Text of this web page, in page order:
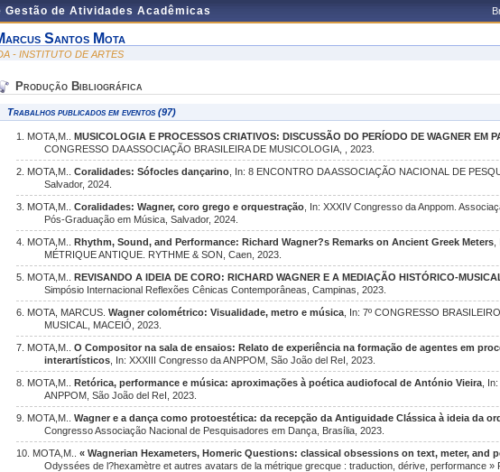
Gestão de Atividades Acadêmicas
Santos Mota
- INSTITUTO DE ARTES
Produção Bibliográfica
Trabalhos publicados em eventos (97)
1. MOTA,M.. MUSICOLOGIA E PROCESSOS CRIATIVOS: DISCUSSÃO DO PERÍODO DE WAGNER EM
CONGRESSO DA ASSOCIAÇÃO BRASILEIRA DE MUSICOLOGIA, , 2023.
2. MOTA,M.. Coralidades: Sófocles dançarino , In: 8 ENCONTRO DA ASSOCIAÇÃO NACIONAL DE
Salvador, 2024.
3. MOTA,M.. Coralidades: Wagner, coro grego e orquestração , In: XXXIV Congresso da Anppom.
Pós-Graduação em Música, Salvador, 2024.
4. MOTA,M.. Rhythm, Sound, and Performance: Richard Wagner?s Remarks on Ancient Greek Meters
MÉTRIQUE ANTIQUE. RYTHME & SON, Caen, 2023.
5. MOTA,M.. REVISANDO A IDEIA DE CORO: RICHARD WAGNER E A MEDIAÇÃO HISTÓRICO-
Simpósio Internacional Reflexões Cênicas Contemporâneas, Campinas, 2023.
6. MOTA, MARCUS. Wagner colométrico: Visualidade, metro e música , In: 7º CONGRESSO
MUSICAL, MACEIÓ, 2023.
7. MOTA,M.. O Compositor na sala de ensaios: Relato de experiência na formação de agentes em
interartísticos , In: XXXIII Congresso da ANPPOM, São João del ReI, 2023.
8. MOTA,M.. Retórica, performance e música: aproximações à poética audiofocal de António Vieira ,
ANPPOM, São João del ReI, 2023.
9. MOTA,M.. Wagner e a dança como protoestética: da recepção da Antiguidade Clássica à ideia da
Congresso Associação Nacional de Pesquisadores em Dança, Brasília, 2023.
10. MOTA,M.. « Wagnerian Hexameters, Homeric Questions: classical obsessions on text, meter, and
Odyssées de l?hexamètre et autres avatars de la métrique grecque : traduction, dérive, performance »